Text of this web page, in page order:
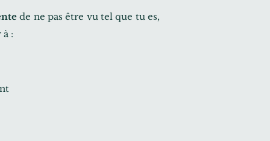
de ne pas être vu tel que tu es,
: